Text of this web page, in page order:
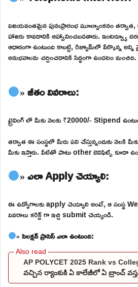
విజయవంతమైన పునఃప్రారంభ మూల్యాంకనం తర్వాత,
హాజరు కావడానికి ఆహ్వానించబడతారు. ఇంటర్వ్యూ
ఆధారంగా ఉంటుంది కాబట్టి, రెజ్యూమ్‌లో పేర్కొన్న
అనుభవాలను చర్చించడానికి సిద్ధంగా ఉండటం మంచిది.
» జీతం వివరాలు:
ట్రైనింగ్ లో మీకు నెలకు ₹20000/- Stipend
తర్వాత ఈ సంస్థలో మీరు పని చేస్తున్నందుకు నెలకి
మీకు ఇస్తారు. వీటితో పాటు other బెనిఫిట్స్ కూడా
» ఎలా Apply చెయ్యాలి:
ఈ ఉద్యోగాలకు apply చెయ్యాలి అంటే, ఆ సంస్థ
వివరాలు కరెక్ట్ గా ఇచ్చి submit చెయ్యండి.
» సెలక్షన్ ప్రాసెస్ ఎలా ఉంటుంది:
AP POLYCET 2025 Rank vs
వచ్చిన ర్యాంకుకి ఏ కాలేజీలో ఏ బ్రాంచ్